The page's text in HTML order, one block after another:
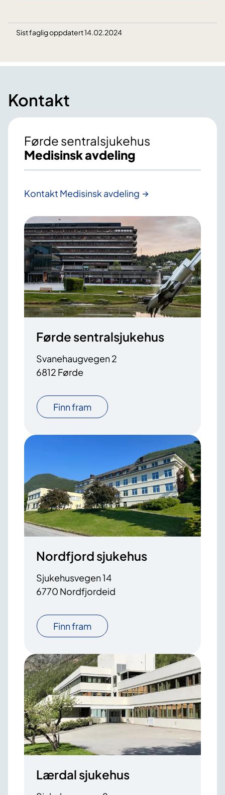
Sist faglig oppdatert 14.02.2024
Kontakt
Førde sentralsjukehus
Medisinsk avdeling
Kontakt Medisinsk avdeling
Førde sentralsjukehus
Svanehaugvegen 2
6812 Førde
Finn fram
Nordfjord sjukehus
Sjukehusvegen 14
6770 Nordfjordeid
Finn fram
Lærdal sjukehus